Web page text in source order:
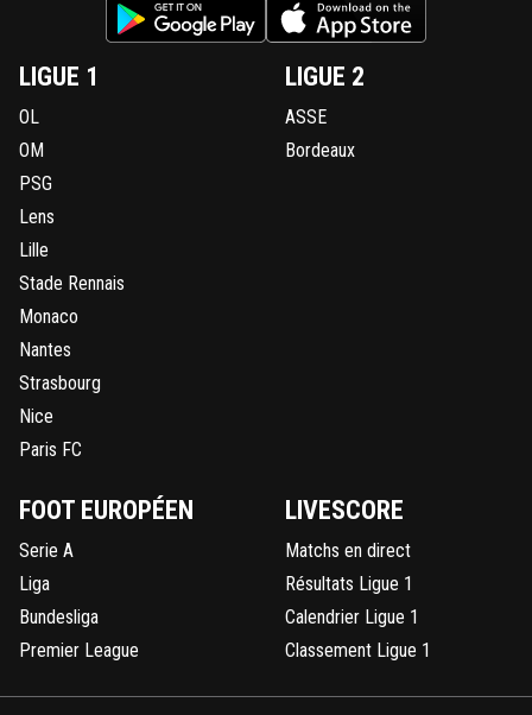
LIGUE 1
OL
OM
PSG
Lens
Lille
Stade Rennais
Monaco
Nantes
Strasbourg
Nice
Paris FC
LIGUE 2
ASSE
Bordeaux
FOOT EUROPÉEN
Serie A
Liga
Bundesliga
Premier League
LIVESCORE
Matchs en direct
Résultats Ligue 1
Calendrier Ligue 1
Classement Ligue 1